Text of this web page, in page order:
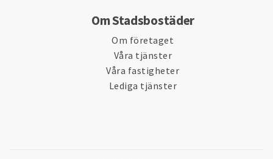
Om Stadsbostäder
Om företaget
Våra tjänster
Våra fastigheter
Lediga tjänster